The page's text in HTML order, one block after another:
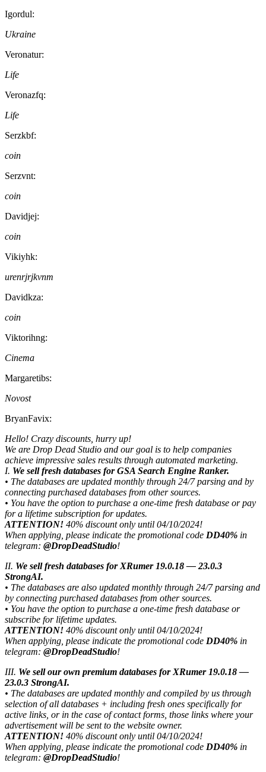
Igordul:
Ukraine
Veronatur:
Life
Veronazfq:
Life
Serzkbf:
coin
Serzvnt:
coin
Davidjej:
coin
Vikiyhk:
urenrjrjkvnm
Davidkza:
coin
Viktorihng:
Cinema
Margaretibs:
Novost
BryanFavix:
Hello! Crazy discounts, hurry up!
We are Drop Dead Studio and our goal is to help companies
achieve impressive sales results through automated marketing.
I. We sell fresh databases for GSA Search Engine Ranker.
• The databases are updated monthly through 24/7 parsing and by
connecting purchased databases from other sources.
• You have the option to purchase a one-time fresh database or pay
for a lifetime subscription for updates.
ATTENTION! 40% discount only until 04/10/2024!
When applying, please indicate the promotional code DD40% in
telegram: @DropDeadStudio!
II. We sell fresh databases for XRumer 19.0.18 — 23.0.3
StrongAI.
• The databases are also updated monthly through 24/7 parsing and
by connecting purchased databases from other sources.
• You have the option to purchase a one-time fresh database or
subscribe for lifetime updates.
ATTENTION! 40% discount only until 04/10/2024!
When applying, please indicate the promotional code DD40% in
telegram: @DropDeadStudio!
III. We sell our own premium databases for XRumer 19.0.18 —
23.0.3 StrongAI.
• The databases are updated monthly and compiled by us through
selection of all databases + including fresh ones specifically for
active links, or in the case of contact forms, those links where your
advertisement will be sent to the website owner.
ATTENTION! 40% discount only until 04/10/2024!
When applying, please indicate the promotional code DD40% in
telegram: @DropDeadStudio!